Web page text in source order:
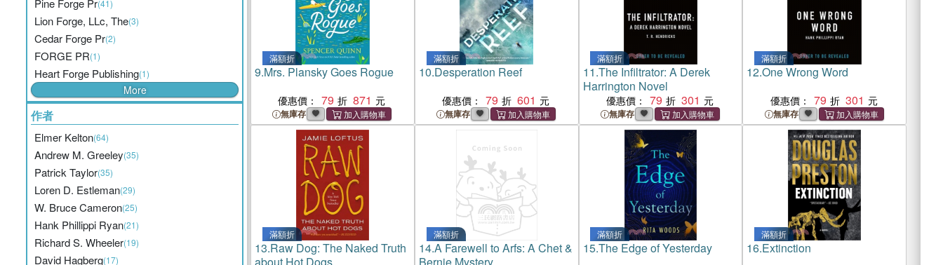
Pine Forge Pr(41)
Lion Forge, LLc, The(3)
Cedar Forge Pr(2)
FORGE PR(1)
Heart Forge Publishing(1)
More
作者
Elmer Kelton(64)
Andrew M. Greeley(35)
Patrick Taylor(35)
Loren D. Estleman(29)
W. Bruce Cameron(25)
Hank Phillippi Ryan(21)
Richard S. Wheeler(19)
David Hagberg(17)
滿額折
9.Mrs. Plansky Goes Rogue
優惠價： 79 871
無庫存
滿額折
10.Desperation Reef
優惠價： 79 601
無庫存
滿額折
11.The Infiltrator: A Derek
Harrington Novel
優惠價： 79 301
無庫存
滿額折
12.One Wrong Word
優惠價： 79 301
無庫存
滿額折
13.Raw Dog: The Naked Truth
滿額折
14.A Farewell to Arfs: A Chet &
滿額折
15.The Edge of Yesterday
滿額折
16.Extinction